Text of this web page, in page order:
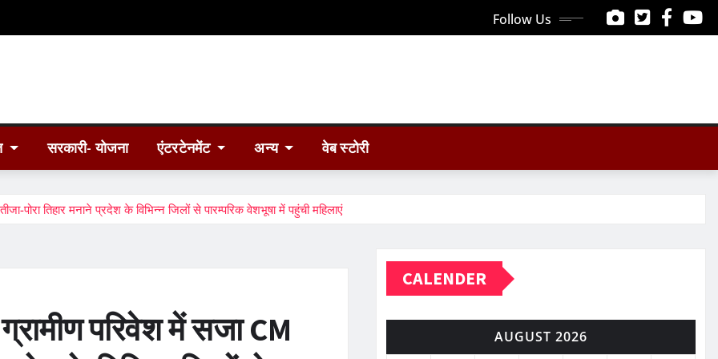
Follow Us
सरकारी- योजना एंटरटेनमेंट अन्य वेब स्टोरी
तिहार मनाने प्रदेश के विभिन्न जिलों से पारम्परिक वेशभूषा में पहुंची महिलाएं
परिवेश में सजा CM
CALENDER
AUGUST 2026